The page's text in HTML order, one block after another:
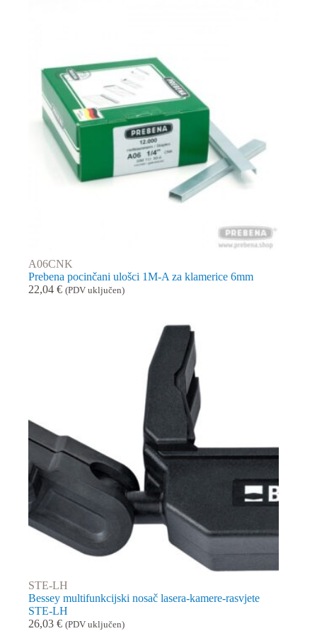
A06CNK
Prebena pocinčani ulošci 1M-A za klamerice 6mm
22,04 € (PDV uključen)
STE-LH
Bessey multifunkcijski nosač lasera-kamere-rasvjete
STE-LH
26,03 € (PDV uključen)